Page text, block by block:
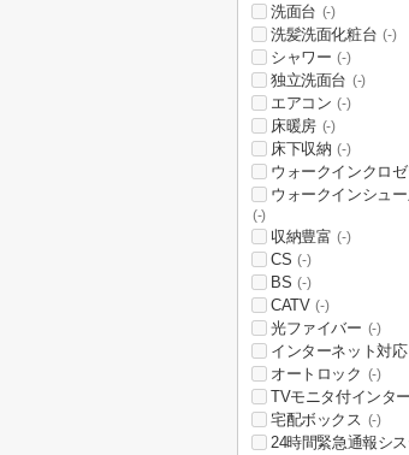
洗面台 (-)
洗髪洗面化粧台 (-)
シャワー (-)
独立洗面台 (-)
エアコン (-)
床暖房 (-)
床下収納 (-)
ウォークインクロゼ
ウォークインシュ
(-)
収納豊富 (-)
CS (-)
BS (-)
CATV (-)
光ファイバー (-)
インターネット対応
オートロック (-)
TVモニタ付インタ
宅配ボックス (-)
24時間緊急通報シ